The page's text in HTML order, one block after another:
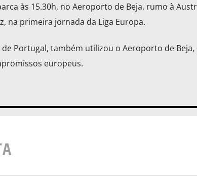
às 15.30h, no Aeroporto de Beja, rumo à
na primeira jornada da Liga Europa.
Portugal, também utilizou o Aeroporto de
europeus.